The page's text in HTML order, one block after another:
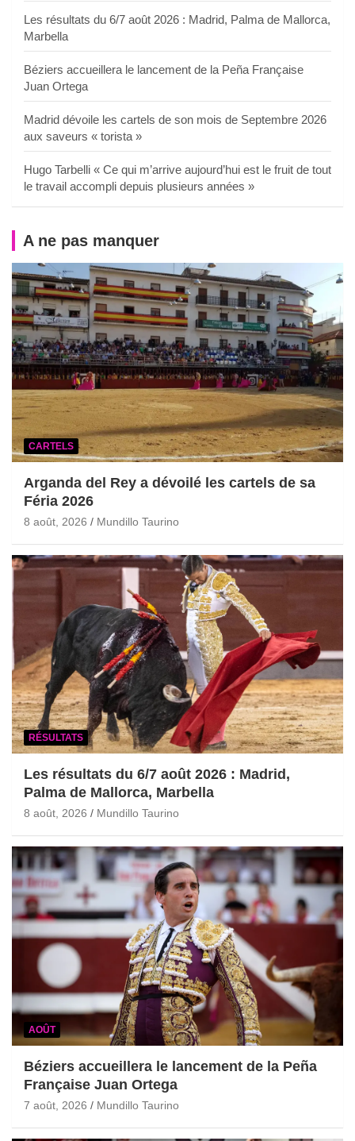
Les résultats du 6/7 août 2026 : Madrid, Palma de Mallorca,
Marbella
Béziers accueillera le lancement de la Peña Française
Juan Ortega
Madrid dévoile les cartels de son mois de Septembre 2026
aux saveurs « torista »
Hugo Tarbelli « Ce qui m’arrive aujourd’hui est le fruit de tout
le travail accompli depuis plusieurs années »
A ne pas manquer
CARTELS
Arganda del Rey a dévoilé les cartels de sa
Féria 2026
8 août, 2026 Mundillo Taurino
RÉSULTATS
Les résultats du 6/7 août 2026 : Madrid,
Palma de Mallorca, Marbella
8 août, 2026 Mundillo Taurino
AOÛT
Béziers accueillera le lancement de la Peña
Française Juan Ortega
7 août, 2026 Mundillo Taurino